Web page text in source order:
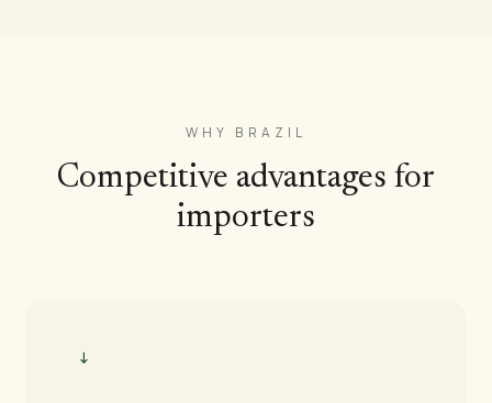
WHY BRAZIL
Competitive advantages for
importers
↓